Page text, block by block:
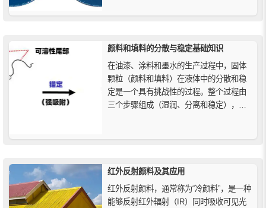
剂、分散剂和增稠剂，以及如何有效控制
颜料和填料的分散与稳定基础知识
在油漆、涂料和墨水的生产过程中，固体
颗粒（颜料和填料）在液体中的分散和稳
定是一个具有挑战性的过程。整个过程由
三个步骤组成（湿润、分离和稳定），从
红外反射颜料及其应用
红外反射颜料，通常称为“冷颜料”，是一种
能够反射红外辐射（IR）同时吸收可见光